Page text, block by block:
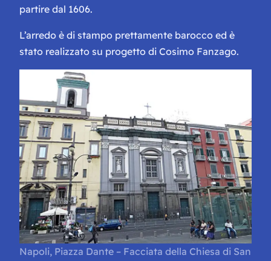
partire dal 1606.
L’arredo è di stampo prettamente barocco ed è
stato realizzato su progetto di Cosimo Fanzago.
Napoli, Piazza Dante – Facciata della Chiesa di San